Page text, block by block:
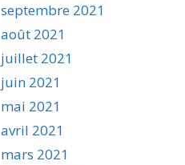
septembre 2021
août 2021
juillet 2021
juin 2021
mai 2021
avril 2021
mars 2021